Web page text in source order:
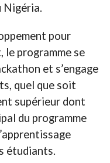
Nigéria.
pour
programme se
et s’engage
quel que soit
supérieur dont
du programme
étudiants.